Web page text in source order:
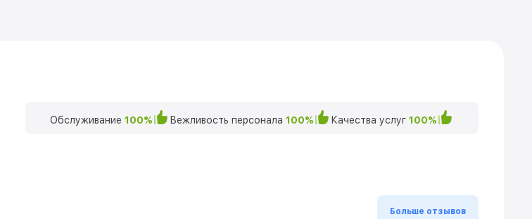
Обслуживание 100% Вежливость персонала 100% Качества услуг 100%
Больше отзывов